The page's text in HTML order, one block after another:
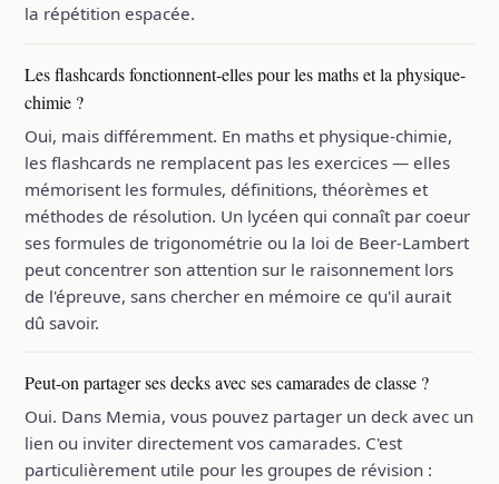
la répétition espacée.
Les flashcards fonctionnent-elles pour les maths et la physique-
chimie ?
Oui, mais différemment. En maths et physique-chimie,
les flashcards ne remplacent pas les exercices — elles
mémorisent les formules, définitions, théorèmes et
méthodes de résolution. Un lycéen qui connaît par coeur
ses formules de trigonométrie ou la loi de Beer-Lambert
peut concentrer son attention sur le raisonnement lors
de l'épreuve, sans chercher en mémoire ce qu'il aurait
dû savoir.
Peut-on partager ses decks avec ses camarades de classe ?
Oui. Dans Memia, vous pouvez partager un deck avec un
lien ou inviter directement vos camarades. C'est
particulièrement utile pour les groupes de révision :